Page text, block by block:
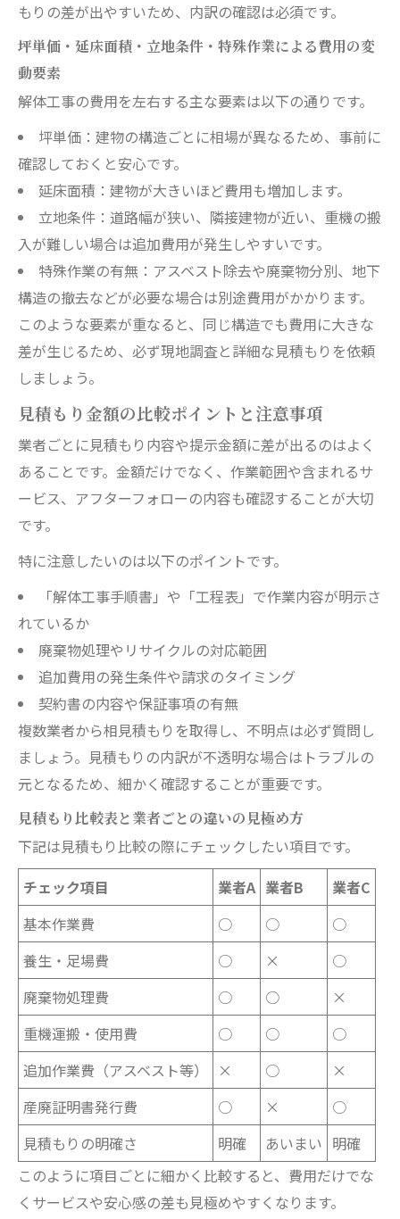
もりの差が出やすいため、内訳の確認は必須です。
坪単価・延床面積・立地条件・特殊作業による費用の変
動要素
解体工事の費用を左右する主な要素は以下の通りです。
坪単価：建物の構造ごとに相場が異なるため、事前に
確認しておくと安心です。
延床面積：建物が大きいほど費用も増加します。
立地条件：道路幅が狭い、隣接建物が近い、重機の搬
入が難しい場合は追加費用が発生しやすいです。
特殊作業の有無：アスベスト除去や廃棄物分別、地下
構造の撤去などが必要な場合は別途費用がかかります。
このような要素が重なると、同じ構造でも費用に大きな
差が生じるため、必ず現地調査と詳細な見積もりを依頼
しましょう。
見積もり金額の比較ポイントと注意事項
業者ごとに見積もり内容や提示金額に差が出るのはよく
あることです。金額だけでなく、作業範囲や含まれるサ
ービス、アフターフォローの内容も確認することが大切
です。
特に注意したいのは以下のポイントです。
「解体工事手順書」や「工程表」で作業内容が明示さ
れているか
廃棄物処理やリサイクルの対応範囲
追加費用の発生条件や請求のタイミング
契約書の内容や保証事項の有無
複数業者から相見積もりを取得し、不明点は必ず質問し
ましょう。見積もりの内訳が不透明な場合はトラブルの
元となるため、細かく確認することが重要です。
見積もり比較表と業者ごとの違いの見極め方
下記は見積もり比較の際にチェックしたい項目です。
チェック項目
業者A 業者B
業者C
基本作業費
○ ○
○
養生・足場費
○ ×
○
廃棄物処理費
○ ○
×
重機運搬・使用費
○ ○
○
追加作業費（アスベスト等）
× ○
×
産廃証明書発行費
○ ×
○
見積もりの明確さ
明確 あいまい 明確
このように項目ごとに細かく比較すると、費用だけでな
くサービスや安心感の差も見極めやすくなります。